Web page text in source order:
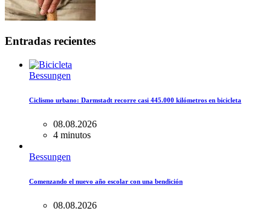
Entradas recientes
Bessungen
Ciclismo urbano: Darmstadt recorre casi 445.000 kilómetros en bicicleta
08.08.2026
4 minutos
Bessungen
Comenzando el nuevo año escolar con una bendición
08.08.2026